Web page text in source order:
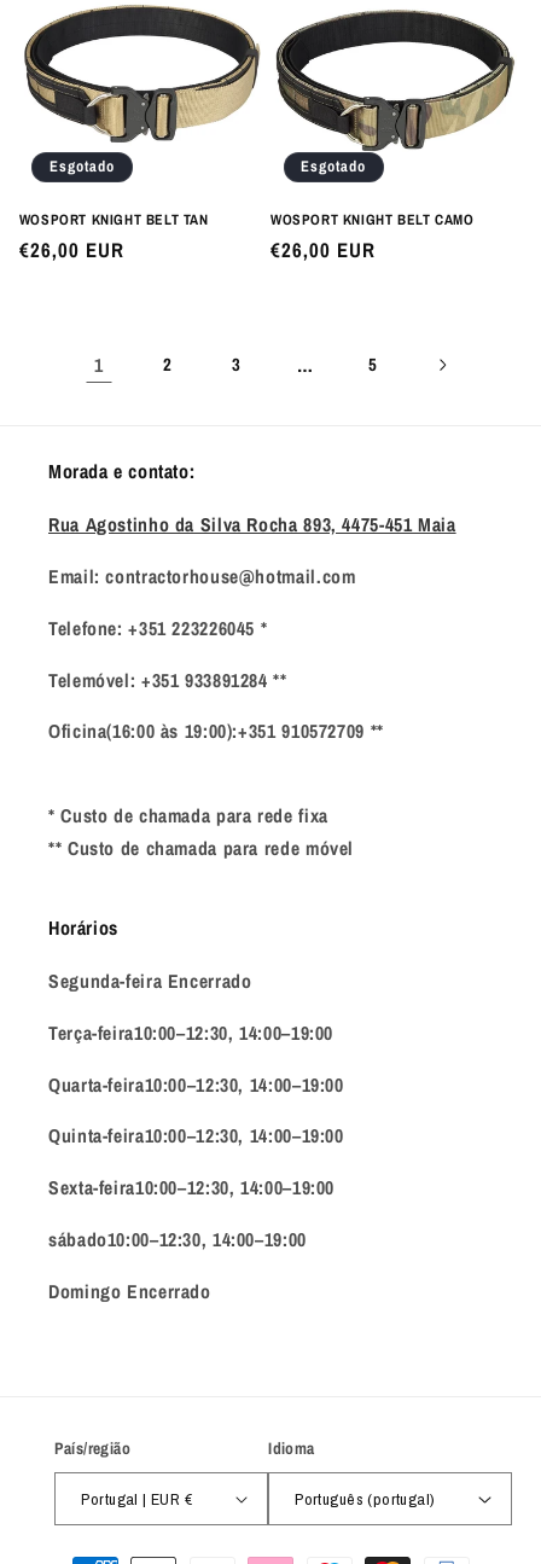
Esgotado
WOSPORT KNIGHT BELT TAN
Preço
€26,00 EUR
Esgotado
WOSPORT KNIGHT BELT CAMO
Preço
€26,00 EUR
1 2 3 … 5
Morada e contato:
Rua Agostinho da Silva Rocha 893, 4475-451 Maia
Email: contractorhouse@hotmail.com
Telefone: +351 223226045 *
Telemóvel: +351 933891284 **
Oficina(16:00 às 19:00):+351 910572709 **
* Custo de chamada para rede fixa
** Custo de chamada para rede móvel
Horários
Segunda-feira Encerrado
Terça-feira10:00–12:30, 14:00–19:00
Quarta-feira10:00–12:30, 14:00–19:00
Quinta-feira10:00–12:30, 14:00–19:00
Sexta-feira10:00–12:30, 14:00–19:00
sábado10:00–12:30, 14:00–19:00
Domingo Encerrado
País/região
Portugal | EUR €
Idioma
Português (portugal)